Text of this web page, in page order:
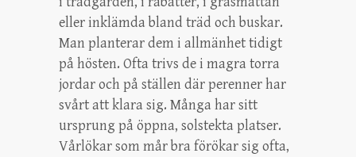
eller inklämda bland träd och buskar.
Man planterar dem i allmänhet tidigt
på hösten. Ofta trivs de i magra torra
jordar och på ställen där perenner har
svårt att klara sig. Många har sitt
ursprung på öppna, solstekta platser.
Vårlökar som mår bra förökar sig ofta,